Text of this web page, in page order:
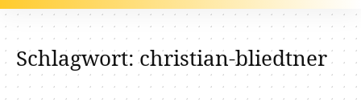
Schlagwort:christian-bliedtner